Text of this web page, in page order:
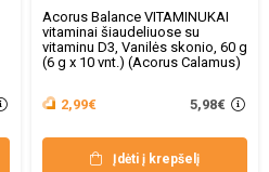
Acorus Balance VITAMINUKAI
vitaminai šiaudeliuose su
vitaminu D3, Vanilės skonio, 60 g
(6 g x 10 vnt.) (Acorus Calamus)
2,99€ 5,98€
Įdėti į krepšelį